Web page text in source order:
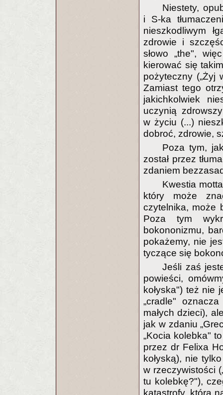
Niestety,
i S-ka
nieszkodliwym
zdrowie i
słowo „the",
kierować się
pożyteczny („Żyj
Zamiast tego
jakichkolwiek
uczynią
w życiu (...)
dobroć, zdrowie,
Poza tym,
został przez
zdaniem
Kwestia
który może
czytelnika, może
Poza tym
bokononizmu,
pokażemy, nie
tyczące się
Jeśli zaś
powieści,
kołyska") też nie
„cradle"
małych dzieci),
jak w zdaniu
„Kocia kolebka"
przez dr Felixa
kołyską), nie
w rzeczywistości
tu kolebkę?"),